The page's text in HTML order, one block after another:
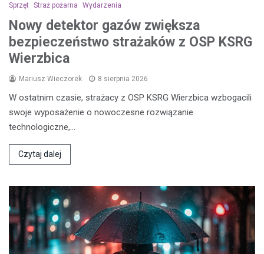
Sprzęt Straż pożarna Wydarzenia
Nowy detektor gazów zwiększa
bezpieczeństwo strażaków z OSP KSRG
Wierzbica
Mariusz Wieczorek 8 sierpnia 2026
W ostatnim czasie, strażacy z OSP KSRG Wierzbica wzbogacili
swoje wyposażenie o nowoczesne rozwiązanie
technologiczne,…
Czytaj dalej